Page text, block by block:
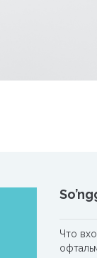
Что